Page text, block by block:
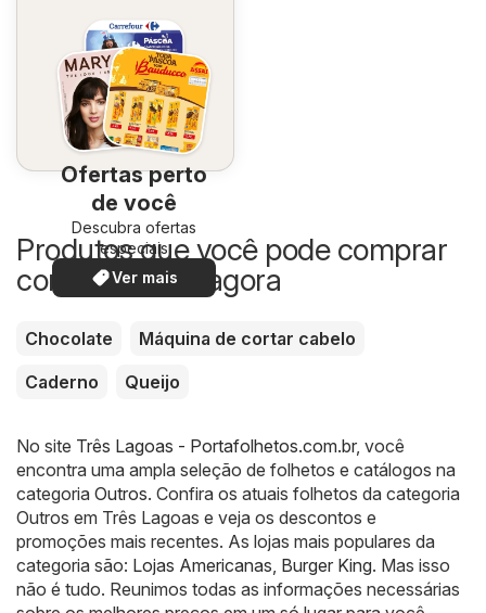
Ofertas perto
de você
Descubra ofertas
especiais
Ver mais
Produtos que você pode comprar
com desconto agora
Chocolate
Máquina de cortar cabelo
Caderno
Queijo
No site Três Lagoas - Portafolhetos.com.br, você
encontra uma ampla seleção de folhetos e catálogos na
categoria Outros. Confira os atuais folhetos da categoria
Outros em Três Lagoas e veja os descontos e
promoções mais recentes. As lojas mais populares da
categoria são: Lojas Americanas Burger King. Mas isso
não é tudo. Reunimos todas as informações necessárias